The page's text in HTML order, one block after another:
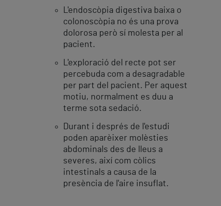
L'endoscòpia digestiva baixa o
colonoscòpia no és una prova
dolorosa però sí molesta per al
pacient.
L'exploració del recte pot ser
percebuda com a desagradable
per part del pacient. Per aquest
motiu, normalment es duu a
terme sota sedació.
Durant i després de l'estudi
poden aparèixer molèsties
abdominals des de lleus a
severes, així com còlics
intestinals a causa de la
presència de l'aire insuflat.